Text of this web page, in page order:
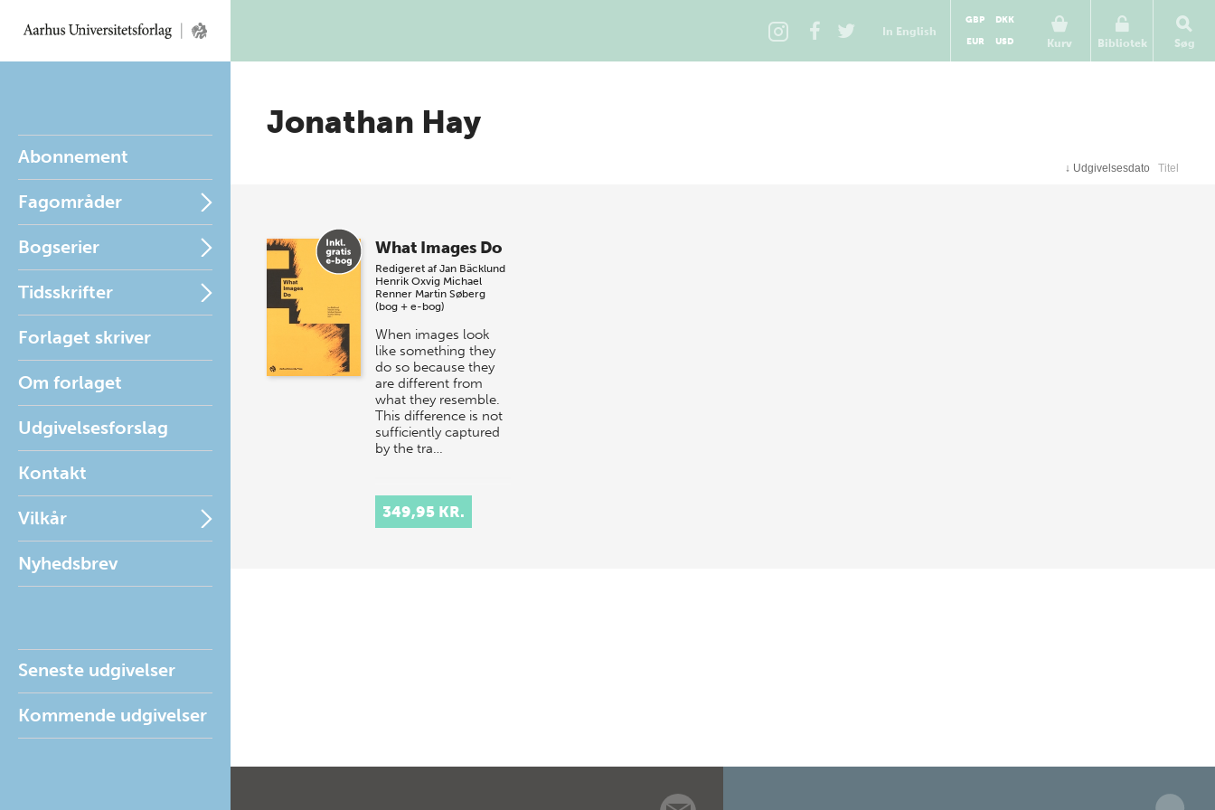
In English
Kurv
GBP
DKK
EUR
USD Bibliotek Søg
Abonnement
Fagområder
Bogserier
Tidsskrifter
Forlaget skriver
Om forlaget
Udgivelsesforslag
Kontakt
Vilkår
Nyhedsbrev
Seneste udgivelser
Kommende udgivelser
Jonathan Hay
↓ Udgivelsesdato Titel
What Images Do
Redigeret af Jan Bäcklund
Henrik Oxvig Michael
Renner Martin Søberg
(bog + e-bog)
When images look
like something they
do so because they
are different from
what they resemble.
This difference is not
sufficiently captured
by the tra…
349,95 KR.